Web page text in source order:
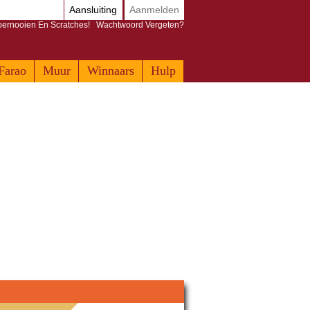
Muur Winnaars Hulp
Aansluiting Aanmelden
En Scratches! Wachtwoord Vergeten?